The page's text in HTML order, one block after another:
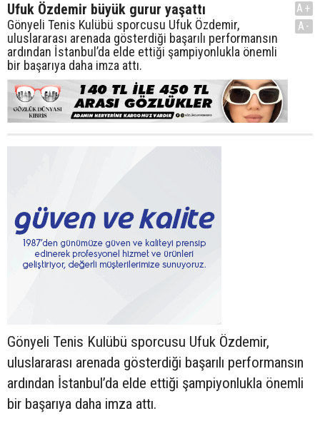
Ufuk Özdemir büyük gurur yaşattı
Gönyeli Tenis Kulübü sporcusu Ufuk Özdemir,
uluslararası arenada gösterdiği başarılı performansın
ardından İstanbul’da elde ettiği şampiyonlukla önemli
bir başarıya daha imza attı.
A+
A-
Gönyeli Tenis Kulübü sporcusu Ufuk Özdemir,
uluslararası arenada gösterdiği başarılı performansın
ardından İstanbul’da elde ettiği şampiyonlukla önemli
bir başarıya daha imza attı.